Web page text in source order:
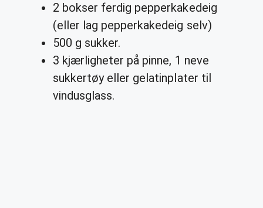
2 bokser ferdig pepperkakedeig
(eller lag pepperkakedeig selv)
500 g sukker.
3 kjærligheter på pinne, 1 neve
sukkertøy eller gelatinplater til
vindusglass.